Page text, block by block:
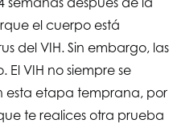
el cuerpo está
del VIH. Sin embargo, las
VIH no siempre se
etapa temprana, por
te realices otra prueba